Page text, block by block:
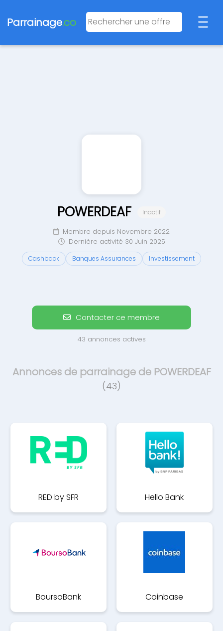
Parrainage.co
POWERDEAF Inactif
Membre depuis Novembre 2022
Dernière activité 30 Juin 2025
Cashback Banques Assurances Investissement
Contacter ce membre
43 annonces actives
Annonces de parrainage de POWERDEAF
(43)
RED by SFR Hello Bank
BoursoBank Coinbase